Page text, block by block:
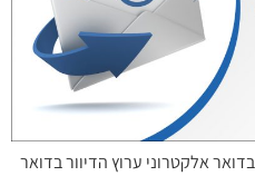
אלקטרוני ערוץ הדיוור בדואר